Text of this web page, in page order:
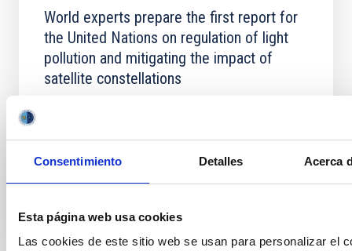
Consentimiento Detalles Acerca
Esta página web usa cookies
Las cookies de este sitio web se usan para personalizar el
World experts prepare the first report for
the United Nations on regulation of light
pollution and mitigating the impact of
satellite constellations
world, the online workshop “Dark and quiet skies for...